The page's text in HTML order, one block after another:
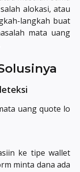
alokasi, atau
langkah buat
mata uang
uang quote lo
ke tipe wallet
minta dana ada